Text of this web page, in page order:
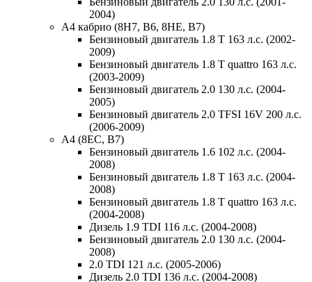
2004)
A4 кабрио (8H7, B6, 8HE, B7)
Бензиновый двигатель 1.8 T 163 л.с. (2002-
2009)
Бензиновый двигатель 1.8 T quattro 163 л.с.
(2003-2009)
Бензиновый двигатель 2.0 130 л.с. (2004-
2005)
Бензиновый двигатель 2.0 TFSI 16V 200 л.с.
(2006-2009)
A4 (8EC, B7)
Бензиновый двигатель 1.6 102 л.с. (2004-
2008)
Бензиновый двигатель 1.8 T 163 л.с. (2004-
2008)
Бензиновый двигатель 1.8 T quattro 163 л.с.
(2004-2008)
Дизель 1.9 TDI 116 л.с. (2004-2008)
Бензиновый двигатель 2.0 130 л.с. (2004-
2008)
2.0 TDI 121 л.с. (2005-2006)
Дизель 2.0 TDI 136 л.с. (2004-2008)